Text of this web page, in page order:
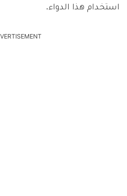
استخدام هذا الدواء.